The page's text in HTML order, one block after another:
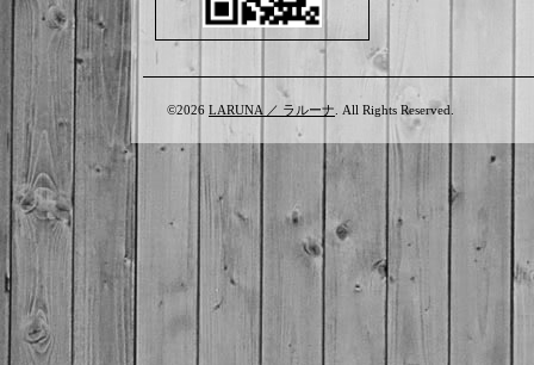
©2026 LARUNA ／ ラルーナ . All Rights Reserved.